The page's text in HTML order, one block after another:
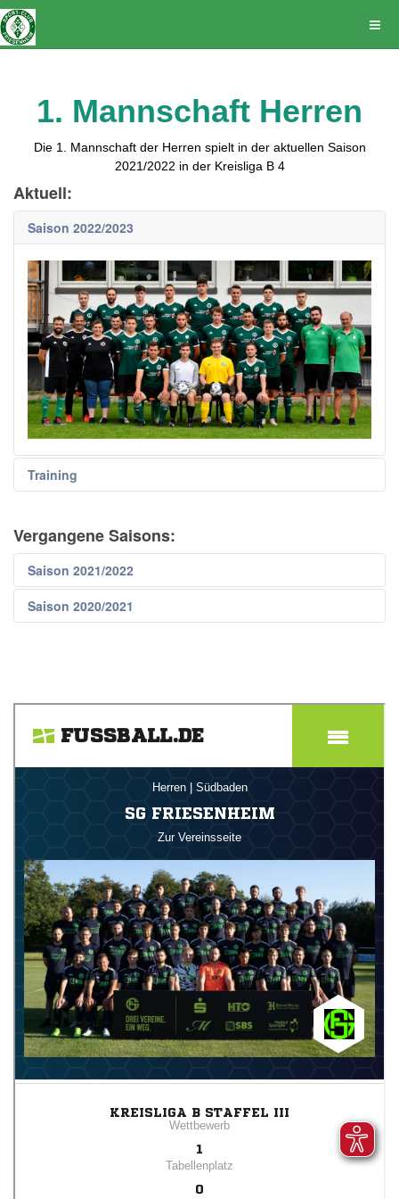
1. Mannschaft Herren
Die 1. Mannschaft der Herren spielt in der aktuellen Saison
2021/2022 in der Kreisliga B 4
Aktuell:
Saison 2022/2023
Training
Vergangene Saisons:
Saison 2021/2022
Saison 2020/2021